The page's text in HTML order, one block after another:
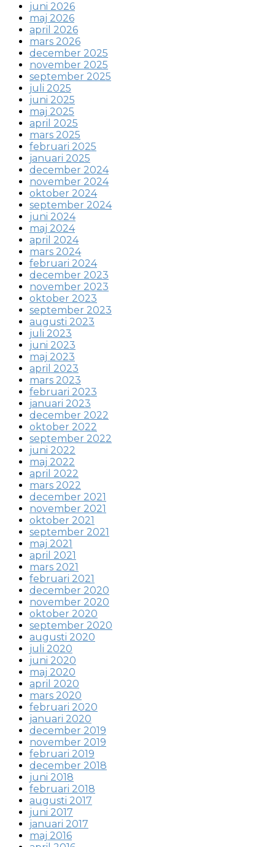
juni 2026
maj 2026
april 2026
mars 2026
december 2025
november 2025
september 2025
juli 2025
juni 2025
maj 2025
april 2025
mars 2025
februari 2025
januari 2025
december 2024
november 2024
oktober 2024
september 2024
juni 2024
maj 2024
april 2024
mars 2024
februari 2024
december 2023
november 2023
oktober 2023
september 2023
augusti 2023
juli 2023
juni 2023
maj 2023
april 2023
mars 2023
februari 2023
januari 2023
december 2022
oktober 2022
september 2022
juni 2022
maj 2022
april 2022
mars 2022
december 2021
november 2021
oktober 2021
september 2021
maj 2021
april 2021
mars 2021
februari 2021
december 2020
november 2020
oktober 2020
september 2020
augusti 2020
juli 2020
juni 2020
maj 2020
april 2020
mars 2020
februari 2020
januari 2020
december 2019
november 2019
februari 2019
december 2018
juni 2018
februari 2018
augusti 2017
juni 2017
januari 2017
maj 2016